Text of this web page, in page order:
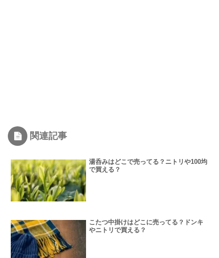
関連記事
湯呑みはどこで売ってる？ニトリや100均
で買える？
こたつ中掛けはどこに売ってる？ドンキ
やニトリで買える？